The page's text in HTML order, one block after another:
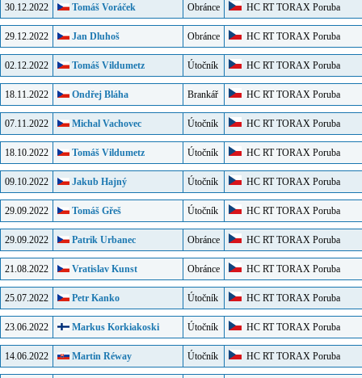
30.12.2022 Tomáš Voráček Obránce HC RT TORAX Poruba
29.12.2022 Jan Dluhoš Obránce HC RT TORAX Poruba
02.12.2022 Tomáš Vildumetz Útočník HC RT TORAX Poruba
18.11.2022 Ondřej Bláha Brankář HC RT TORAX Poruba
07.11.2022 Michal Vachovec Útočník HC RT TORAX Poruba
18.10.2022 Tomáš Vildumetz Útočník HC RT TORAX Poruba
09.10.2022 Jakub Hajný Útočník HC RT TORAX Poruba
29.09.2022 Tomáš Gřeš Útočník HC RT TORAX Poruba
29.09.2022 Patrik Urbanec Obránce HC RT TORAX Poruba
21.08.2022 Vratislav Kunst Obránce HC RT TORAX Poruba
25.07.2022 Petr Kanko Útočník HC RT TORAX Poruba
23.06.2022 Markus Korkiakoski Útočník HC RT TORAX Poruba
14.06.2022 Martin Réway Útočník HC RT TORAX Poruba